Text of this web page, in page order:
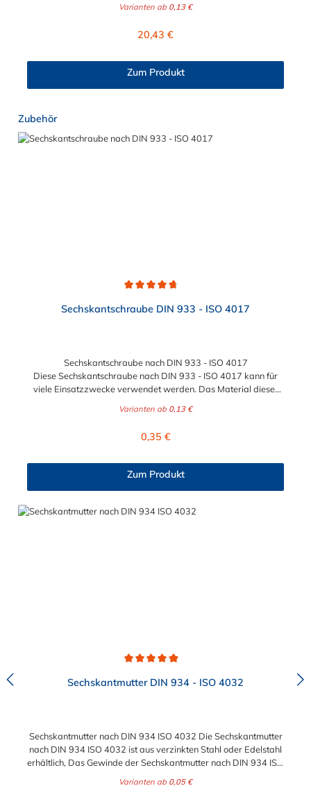
Varianten ab 0,13 €
Regulärer Preis:
20,43 €
Zum Produkt
Produktgalerie überspringen
Zubehör
Sechskantschraube DIN 933 - ISO 4017
Sechskantschraube nach DIN 933 - ISO 4017
Diese Sechskantschraube nach DIN 933 - ISO 4017 kann für
viele Einsatzzwecke verwendet werden. Das Material dieser
wählbar. Die Gewindegröße und Stärke
zwischen den Größen M6 x 20 mm bis maximal M24 x 80 mm
Varianten ab 0,13 €
Regulärer Preis:
0,35 €
Zum Produkt
Sechskantmutter DIN 934 - ISO 4032
Sechskantmutter nach DIN 934 ISO 4032 Die Sechskantmutter
nach DIN 934 ISO 4032 ist aus verzinkten Stahl oder Edelstahl
erhältlich, Das Gewinde der Sechskantmutter nach DIN 934 ISO
ausgewählt werden. Diese Sechkantmutter ist für den
Varianten ab 0,05 €